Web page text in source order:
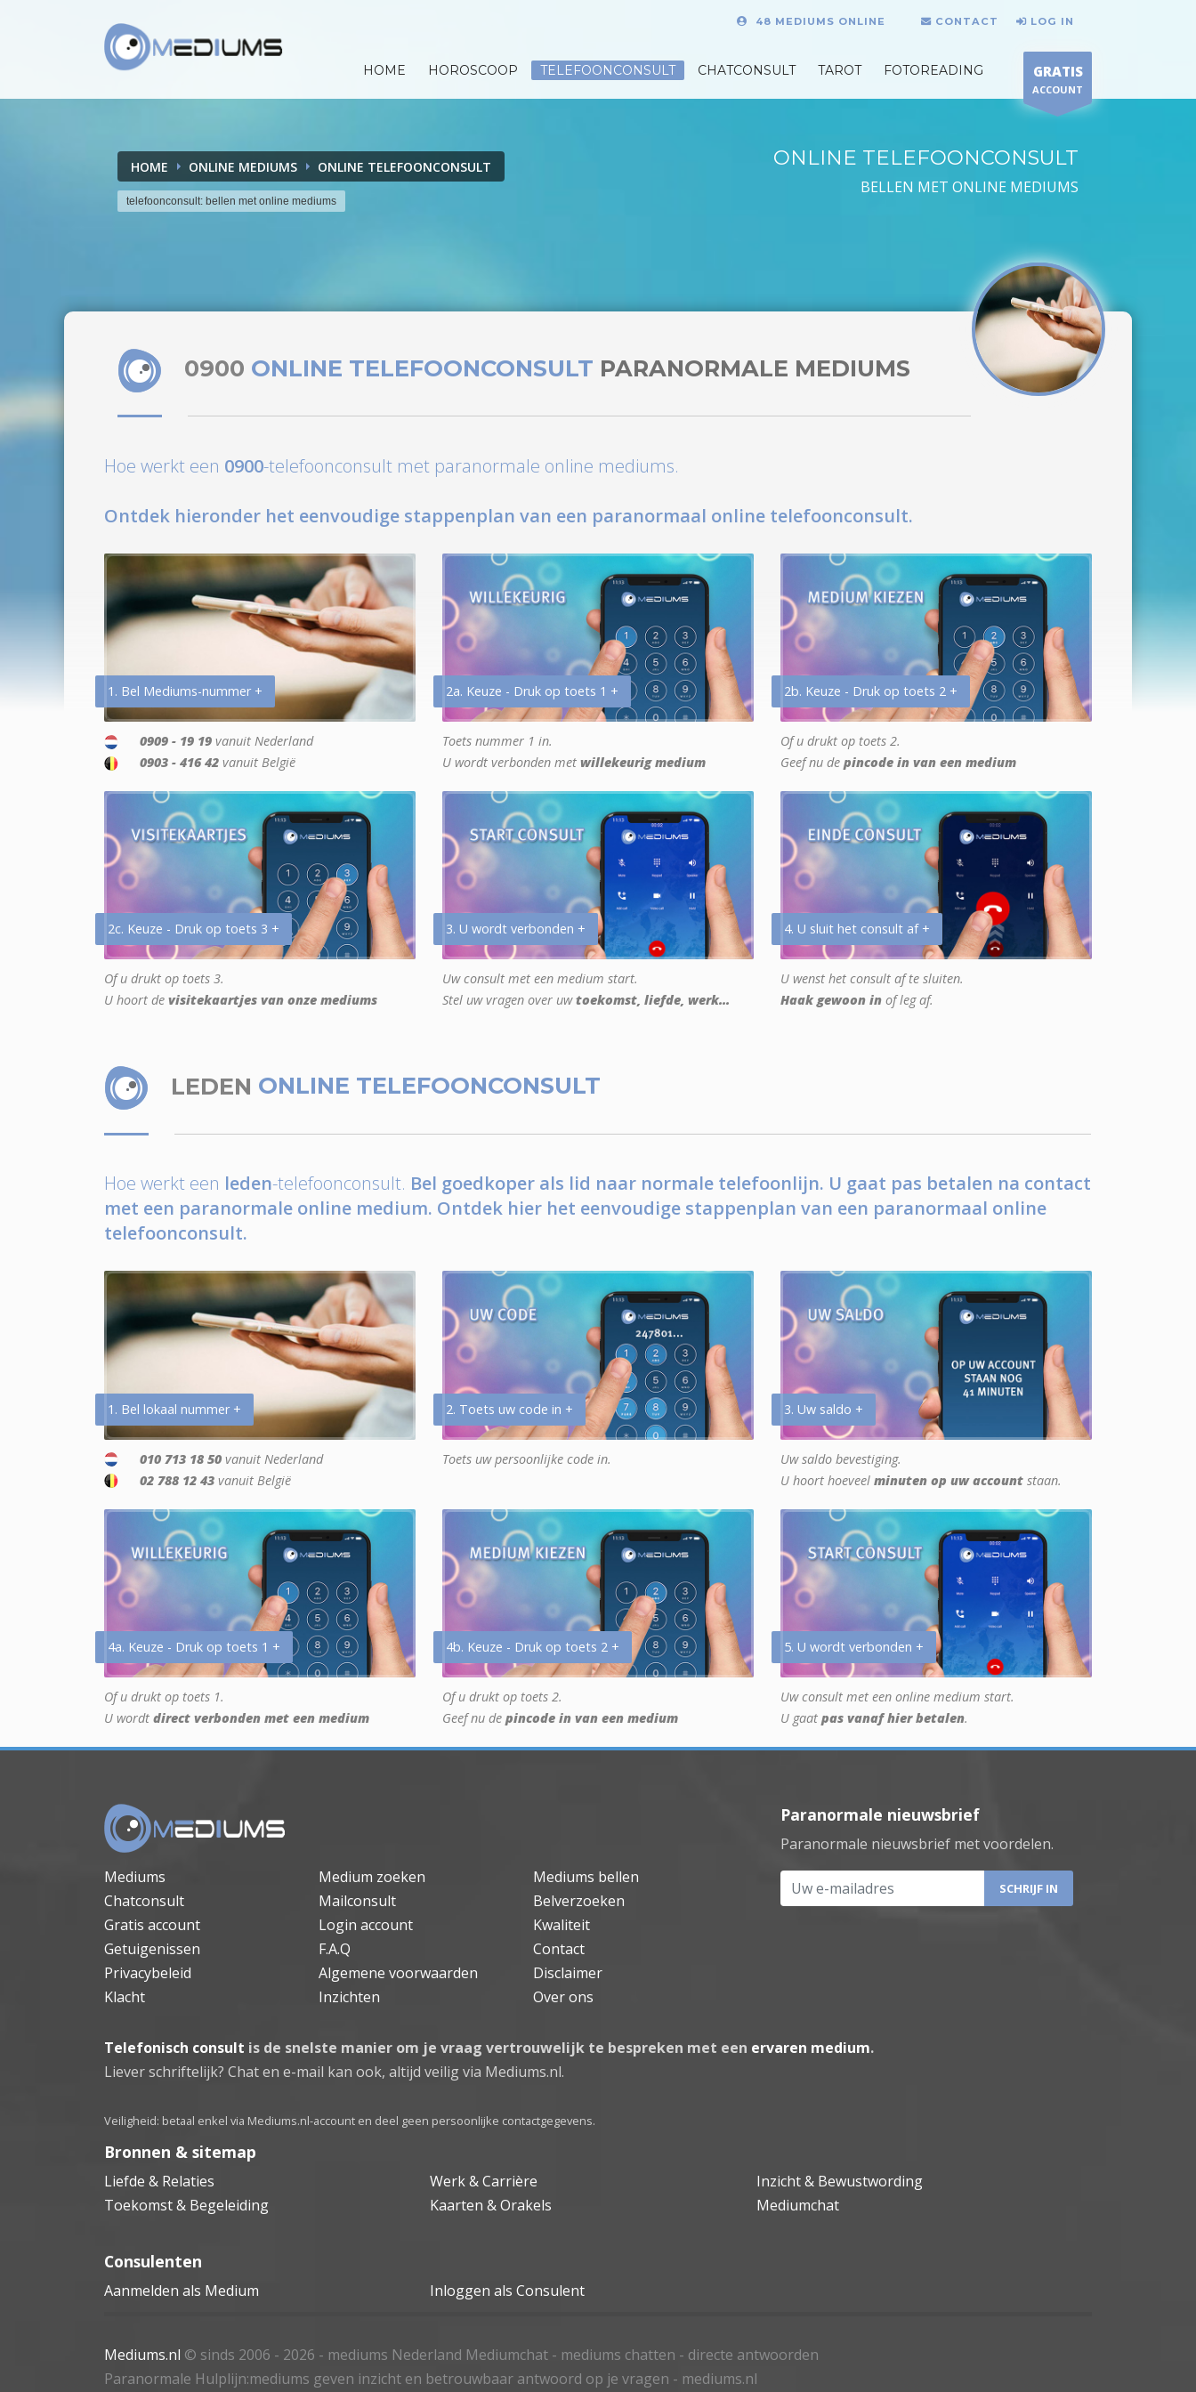
48 MEDIUMS ONLINE CONTACT LOG IN
HOME HOROSCOOP TELEFOONCONSULT CHATCONSULT TAROT FOTOREADING GRATIS
ACCOUNT
HOME ONLINE MEDIUMS ONLINE TELEFOONCONSULT
telefoonconsult: bellen met online mediums
ONLINE TELEFOONCONSULT
BELLEN MET ONLINE MEDIUMS
0900 ONLINE TELEFOONCONSULT PARANORMALE MEDIUMS
Hoe werkt een 0900-telefoonconsult met paranormale online mediums.
Ontdek hieronder het eenvoudige stappenplan van een paranormaal online telefoonconsult.
1. Bel Mediums-nummer +
0909 - 19 19 vanuit Nederland
0903 - 416 42 vanuit België
2a. Keuze - Druk op toets 1 +
Toets nummer 1 in.
U wordt verbonden met willekeurig medium
2b. Keuze - Druk op toets 2 +
Of u drukt op toets 2.
Geef nu de pincode in van een medium
2c. Keuze - Druk op toets 3 +
Of u drukt op toets 3.
U hoort de visitekaartjes van onze mediums
3. U wordt verbonden +
Uw consult met een medium start.
Stel uw vragen over uwtoekomst, liefde, werk...
4. U sluit het consult af +
U wenst het consult af te sluiten.
Haak gewoon in of leg af.
LEDEN ONLINE TELEFOONCONSULT
Hoe werkt een leden-telefoonconsult. Bel goedkoper als lid naar normale telefoonlijn. U gaat pas betalen na contact
met een paranormale online medium. Ontdek hier het eenvoudige stappenplan van een paranormaal online
telefoonconsult.
1. Bel lokaal nummer +
010 713 18 50 vanuit Nederland
02 788 12 43 vanuit België
2. Toets uw code in +
Toets uw persoonlijke code in.
3. Uw saldo +
Uw saldo bevestiging.
U hoort hoeveel minuten op uw account staan.
4a. Keuze - Druk op toets 1 +
Of u drukt op toets 1.
U wordt direct verbonden met een medium
4b. Keuze - Druk op toets 2 +
Of u drukt op toets 2.
Geef nu de pincode in van een medium
5. U wordt verbonden +
Uw consult met een online medium start.
U gaat pas vanaf hier betalen.
Mediums Medium zoeken
Mediums bellen
Chatconsult
Mailconsult
Belverzoeken
Gratis account
Login account
Kwaliteit
Getuigenissen
F.A.Q
Contact
Privacybeleid
Algemene voorwaarden
Disclaimer
Klacht
Inzichten Over ons
Paranormale nieuwsbrief
Paranormale nieuwsbrief met voordelen.
Uw e-mailadres
Telefonisch consult is de snelste manier om je vraag vertrouwelijk te bespreken met een ervaren medium.
Liever schriftelijk? Chat en e-mail kan ook, altijd veilig via Mediums.nl.
Veiligheid: betaal enkel via Mediums.nl-account en deel geen persoonlijke contactgegevens.
Bronnen & sitemap
Liefde & Relaties Werk & Carrière
Inzicht & Bewustwording
Toekomst & Begeleiding
Kaarten & Orakels Mediumchat
Consulenten
Aanmelden als Medium Inloggen als Consulent
Mediums.nl © sinds 2006 - 2026 - mediums Nederland Mediumchat - mediums chatten - directe antwoorden
Paranormale Hulplijn:mediums geven inzicht en betrouwbaar antwoord op je vragen - mediums.nl